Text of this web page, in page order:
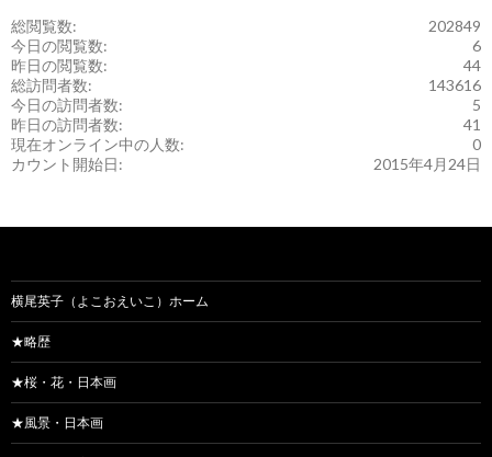
202849
総閲覧数:
6
今日の閲覧数:
44
昨日の閲覧数:
143616
総訪問者数:
5
今日の訪問者数:
41
昨日の訪問者数:
0
現在オンライン中の人数:
2015年4月24日
カウント開始日:
横尾英子（よこおえいこ）ホーム
★略歴
★桜・花・日本画
★風景・日本画